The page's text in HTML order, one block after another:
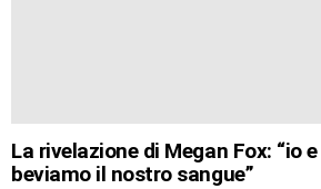
La rivelazione di Megan Fox: “io
beviamo il nostro sangue”